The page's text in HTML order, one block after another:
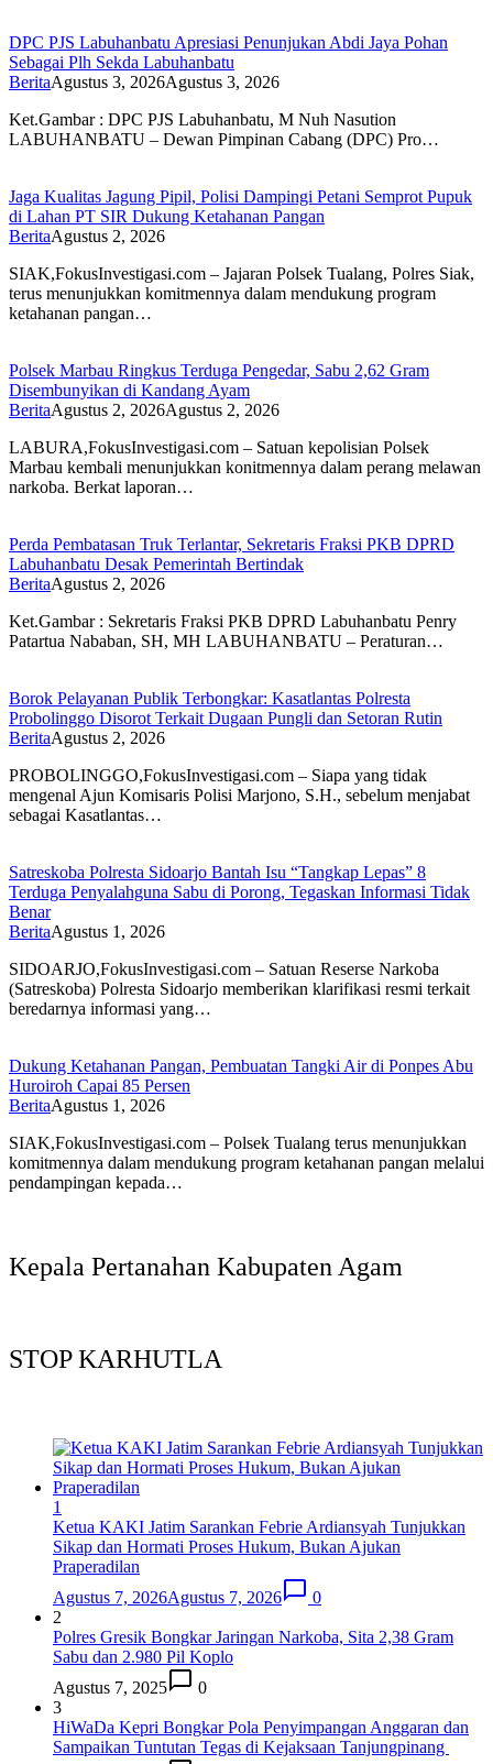
DPC PJS Labuhanbatu Apresiasi Penunjukan Abdi Jaya Pohan
Sebagai Plh Sekda Labuhanbatu
BeritaAgustus 3, 2026Agustus 3, 2026
Ket.Gambar : DPC PJS Labuhanbatu, M Nuh Nasution
LABUHANBATU – Dewan Pimpinan Cabang (DPC) Pro…
Jaga Kualitas Jagung Pipil, Polisi Dampingi Petani Semprot Pupuk
di Lahan PT SIR Dukung Ketahanan Pangan
BeritaAgustus 2, 2026
SIAK,FokusInvestigasi.com – Jajaran Polsek Tualang, Polres Siak,
terus menunjukkan komitmennya dalam mendukung program
ketahanan pangan…
Polsek Marbau Ringkus Terduga Pengedar, Sabu 2,62 Gram
Disembunyikan di Kandang Ayam
BeritaAgustus 2, 2026Agustus 2, 2026
LABURA,FokusInvestigasi.com – Satuan kepolisian Polsek
Marbau kembali menunjukkan konitmennya dalam perang melawan
narkoba. Berkat laporan…
Perda Pembatasan Truk Terlantar, Sekretaris Fraksi PKB DPRD
Labuhanbatu Desak Pemerintah Bertindak
BeritaAgustus 2, 2026
Ket.Gambar : Sekretaris Fraksi PKB DPRD Labuhanbatu Penry
Patartua Nababan, SH, MH LABUHANBATU – Peraturan…
Borok Pelayanan Publik Terbongkar: Kasatlantas Polresta
Probolinggo Disorot Terkait Dugaan Pungli dan Setoran Rutin
BeritaAgustus 2, 2026
PROBOLINGGO,FokusInvestigasi.com – Siapa yang tidak
mengenal Ajun Komisaris Polisi Marjono, S.H., sebelum menjabat
sebagai Kasatlantas…
Satreskoba Polresta Sidoarjo Bantah Isu “Tangkap Lepas” 8
Terduga Penyalahguna Sabu di Porong, Tegaskan Informasi Tidak
Benar
BeritaAgustus 1, 2026
SIDOARJO,FokusInvestigasi.com – Satuan Reserse Narkoba
(Satreskoba) Polresta Sidoarjo memberikan klarifikasi resmi terkait
beredarnya informasi yang…
Dukung Ketahanan Pangan, Pembuatan Tangki Air di Ponpes Abu
Huroiroh Capai 85 Persen
BeritaAgustus 1, 2026
SIAK,FokusInvestigasi.com – Polsek Tualang terus menunjukkan
komitmennya dalam mendukung program ketahanan pangan melalui
pendampingan kepada…
Kepala Pertanahan Kabupaten Agam
STOP KARHUTLA
1
Ketua KAKI Jatim Sarankan Febrie Ardiansyah Tunjukkan
Sikap dan Hormati Proses Hukum, Bukan Ajukan
Praperadilan
Agustus 7, 2026Agustus 7, 2026
0
2
Polres Gresik Bongkar Jaringan Narkoba, Sita 2,38 Gram
Sabu dan 2.980 Pil Koplo
Agustus 7, 2025
0
3
HiWaDa Kepri Bongkar Pola Penyimpangan Anggaran dan
Sampaikan Tuntutan Tegas di Kejaksaan Tanjungpinang